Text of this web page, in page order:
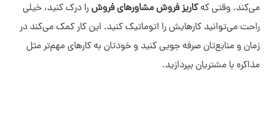
می‌کند. وقتی کهکاریز فروش مشاورهای فروشرا درک کنید، خیلی
راحت می‌توانید کارهایش را اتوماتیک کنید. این کار کمک می‌کند در
زمان و منابع‌تان صرفه جویی کنید و خودتان به کارهای مهم‌تر مثل
مذاکره با مشتریان بپردازید.